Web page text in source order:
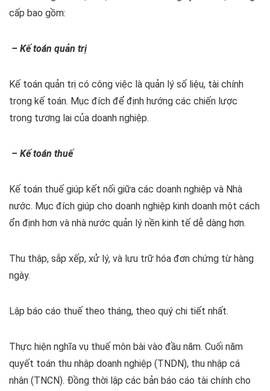
cấp bao gồm:
– Kế toán quản trị
Kế toán quản trị có công việc là quản lý số liệu, tài chính
trong kế toán. Mục đích để định hướng các chiến lược
trong tương lai của doanh nghiệp.
– Kế toán thuế
Kế toán thuế giúp kết nối giữa các doanh nghiệp và Nhà
nước. Mục đích giúp cho doanh nghiệp kinh doanh một cách
ổn định hơn và nhà nước quản lý nền kinh tế dễ dàng hơn.
Thu thập, sắp xếp, xử lý, và lưu trữ hóa đơn chứng từ hàng
ngày.
Lập báo cáo thuế theo tháng, theo quý chi tiết nhất.
Thực hiện nghĩa vụ thuế môn bài vào đầu năm. Cuối năm
quyết toán thu nhập doanh nghiệp (TNDN), thu nhập cá
nhân (TNCN). Đồng thời lập các bản báo cáo tài chính cho